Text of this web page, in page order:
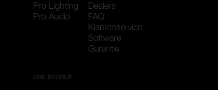
Pro Lighting
Pro Audio
Dealers
FAQ
Klantenservice
Software
Garantie
ONS BEDRIJF